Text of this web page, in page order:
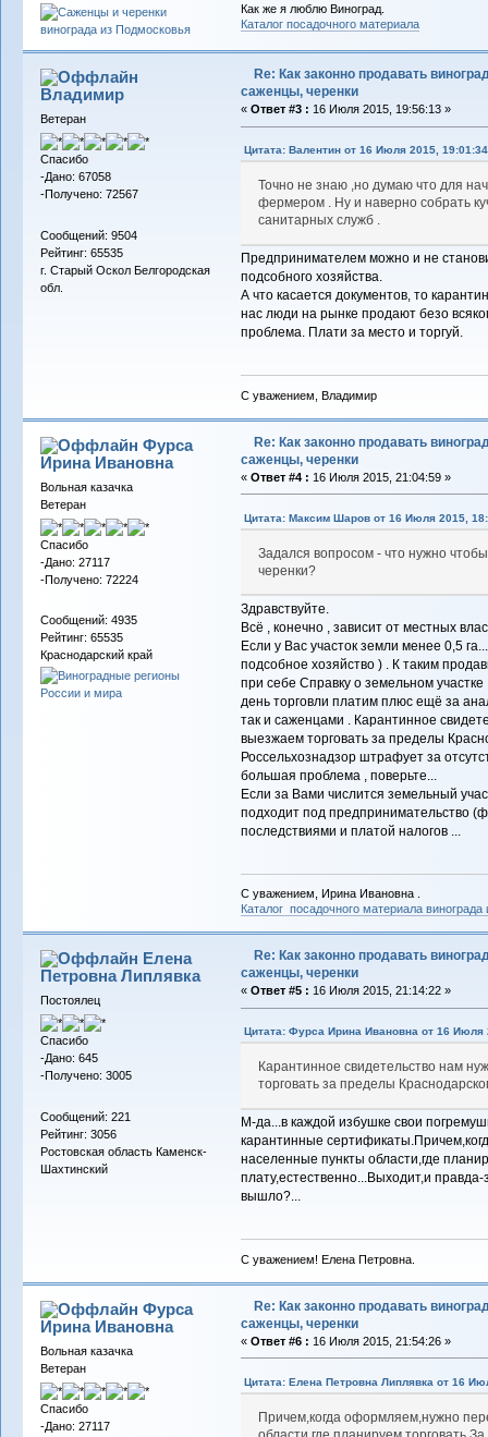
Как же я люблю Виноград.
Каталог посадочного материала
Владимиp
Ветеран
Спасибо
-Дано: 67058
-Получено: 72567
Сообщений: 9504
Рейтинг: 65535
г. Старый Оскол Белгородская
обл.
Re: Как законно продавать
саженцы, черенки
« Ответ #3 : 16 Июля 2015, 19:56:13 »
Цитата: Валентин от 16 Июля 2015, 19:01:34
Точно не знаю ,но думаю что для
фермером . Ну и наверно собрать
санитарных служб .
Предпринимателем можно и не
подсобного хозяйства.
А что касается документов, то
нас люди на рынке продают безо
проблема. Плати за место и торгуй.
С уважением, Владимир
Фурса
Ирина Ивановна
Вольная казачка
Ветеран
Спасибо
-Дано: 27117
-Получено: 72224
Сообщений: 4935
Рейтинг: 65535
Краснодарский край
Re: Как законно продавать
саженцы, черенки
« Ответ #4 : 16 Июля 2015, 21:04:59 »
Цитата: Максим Шаров от 16 Июля 2015,
Задался вопросом - что нужно
черенки?
Здравствуйте.
Всё , конечно , зависит от местных
Если у Вас участок земли менее 0,5
подсобное хозяйство ) . К таким
при себе Справку о земельном
день торговли платим плюс ещё за
так и саженцами . Карантинное
выезжаем торговать за пределы
Россельхознадзор штрафует за
большая проблема , поверьте...
Если за Вами числится земельный
подходит под предпринимательство
последствиями и платой налогов ...
С уважением, Ирина Ивановна .
Каталог посадочного материала
Елена
Петровна Липлявка
Постоялец
Спасибо
-Дано: 645
-Получено: 3005
Сообщений: 221
Рейтинг: 3056
Ростовская область Каменск-
Шахтинский
Re: Как законно продавать
саженцы, черенки
« Ответ #5 : 16 Июля 2015, 21:14:22 »
Цитата: Фурса Ирина Ивановна от 16 Июля
Карантинное свидетельство нам
торговать за пределы
М-да...в каждой избушке свои
карантинные
населенные пункты области,где
плату,естественно...Выходит,и
вышло?...
С уважением! Елена Петровна.
Фурса
Ирина Ивановна
Вольная казачка
Ветеран
Спасибо
-Дано: 27117
Re: Как законно продавать
саженцы, черенки
« Ответ #6 : 16 Июля 2015, 21:54:26 »
Цитата: Елена Петровна Липлявка от 16
Причем,когда оформляем,нужно